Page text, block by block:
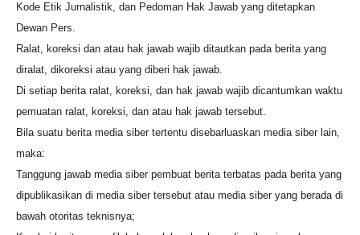
Kode Etik Jurnalistik, dan Pedoman Hak Jawab yang ditetapkan
Dewan Pers.
Ralat, koreksi dan atau hak jawab wajib ditautkan pada berita yang
diralat, dikoreksi atau yang diberi hak jawab.
Di setiap berita ralat, koreksi, dan hak jawab wajib dicantumkan waktu
pemuatan ralat, koreksi, dan atau hak jawab tersebut.
Bila suatu berita media siber tertentu disebarluaskan media siber lain,
maka:
Tanggung jawab media siber pembuat berita terbatas pada berita yang
dipublikasikan di media siber tersebut atau media siber yang berada di
bawah otoritas teknisnya;